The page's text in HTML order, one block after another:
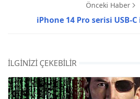
Önceki Haber
iPhone 14 Pro serisi USB-
İLGINIZI ÇEKEBILIR